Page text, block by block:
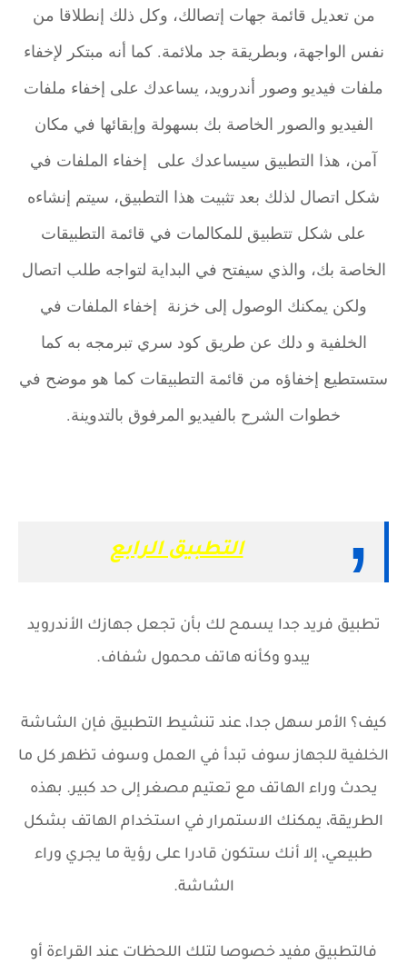
من تعديل قائمة جهات إتصالك، وكل ذلك إنطلاقا من
نفس الواجهة، وبطريقة جد ملائمة. كما أنه مبتكر لإخفاء
ملفات فيديو وصور أندرويد، يساعدك على إخفاء ملفات
الفيديو والصور الخاصة بك بسهولة وإبقائها في مكان
آمن، هذا التطبيق سيساعدك على إخفاء الملفات في
شكل اتصال لذلك بعد تثبيت هذا التطبيق، سيتم إنشاءه
على شكل تتطبيق للمكالمات في قائمة التطبيقات
الخاصة بك، والذي سيفتح في البداية لتواجه طلب اتصال
ولكن يمكنك الوصول إلى خزنة إخفاء الملفات في
الخلفية و دلك عن طريق كود سري تبرمجه به كما
ستستطيع إخفاؤه من قائمة التطبيقات كما هو موضح في
خطوات الشرح بالفيديو المرفوق بالتدوينة.
التطبيق الرابع
تطبيق فريد جدا يسمح لك بأن تجعل جهازك الأندرويد
يبدو وكأنه هاتف محمول شفاف.
كيف؟ الأمر سهل جدا، عند تنشيط التطبيق فإن الشاشة
الخلفية للجهاز سوف تبدأ في العمل وسوف تظهر كل ما
يحدث وراء الهاتف مع تعتيم مصغر إلى حد كبير. بهذه
الطريقة، يمكنك الاستمرار في استخدام الهاتف بشكل
طبيعي، إلا أنك ستكون قادرا على رؤية ما يجري وراء
الشاشة.
فالتطبيق مفيد خصوصا لتلك اللحظات عند القراءة أو